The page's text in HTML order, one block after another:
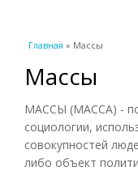
Вы здесь
Главная » Массы
Массы
МАССЫ (МАССА) -
социологии,
совокупностей
либо объект